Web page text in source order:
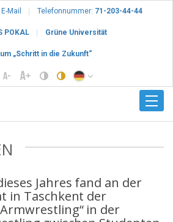
E-Mail Telefonnummer: 71-203-44-44
POKAL Grüne Universität
„Schritt in die Zukunft“
Jahres fand an der
in Taschkent der
in der